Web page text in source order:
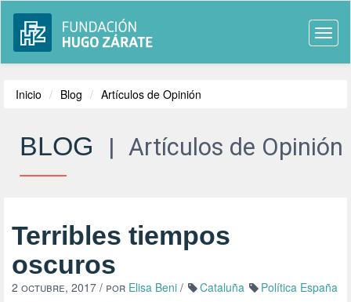
Inicio Blog Artículos de Opinión
BLOG | Artículos de Opinión
Terribles tiempos
oscuros
2 octubre, 2017 / por Elisa Beni / Cataluña Política España